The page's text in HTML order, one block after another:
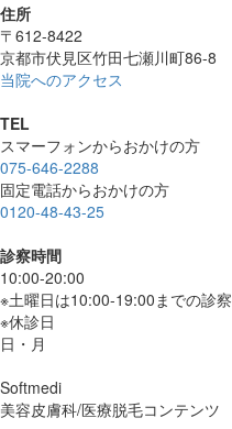
住所
〒612-8422
京都市伏見区竹田七瀬川町86-8
当院へのアクセス
TEL
スマーフォンからおかけの方
075-646-2288
固定電話からおかけの方
0120-48-43-25
診察時間
10:00-20:00
※土曜日は10:00-19:00までの診察
※休診日
日・月
Softmedi
美容皮膚科/医療脱毛コンテンツ